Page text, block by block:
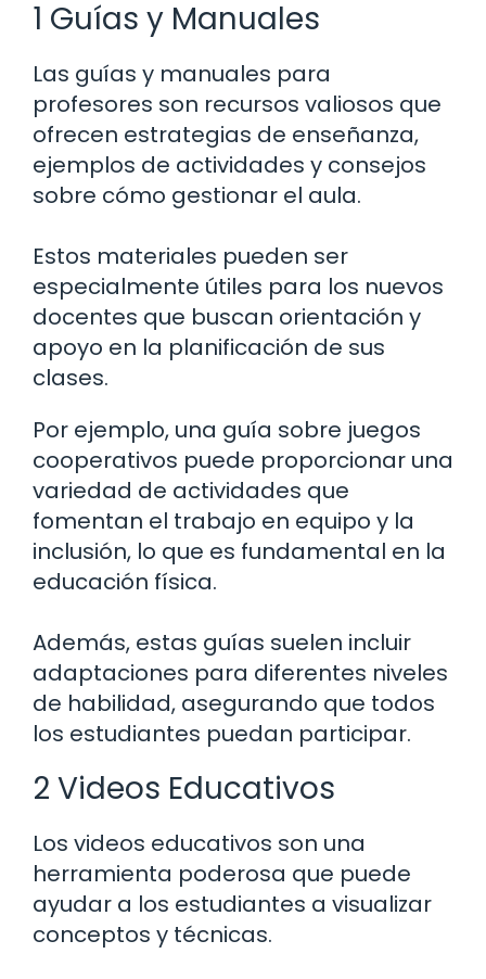
1 Guías y Manuales
Las guías y manuales para
profesores son recursos valiosos que
ofrecen estrategias de enseñanza,
ejemplos de actividades y consejos
sobre cómo gestionar el aula.
Estos materiales pueden ser
especialmente útiles para los nuevos
docentes que buscan orientación y
apoyo en la planificación de sus
clases.
Por ejemplo, una guía sobre juegos
cooperativos puede proporcionar una
variedad de actividades que
fomentan el trabajo en equipo y la
inclusión, lo que es fundamental en la
educación física.
Además, estas guías suelen incluir
adaptaciones para diferentes niveles
de habilidad, asegurando que todos
los estudiantes puedan participar.
2 Videos Educativos
Los videos educativos son una
herramienta poderosa que puede
ayudar a los estudiantes a visualizar
conceptos y técnicas.